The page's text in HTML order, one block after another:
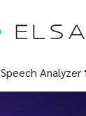
Speech